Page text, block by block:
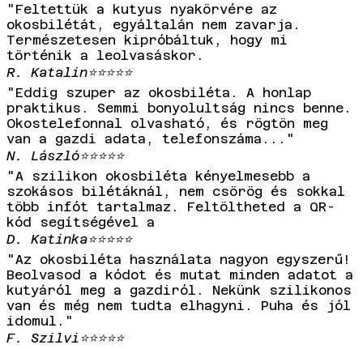
"Feltettük a kutyus nyakörvére az
okosbilétát, egyáltalán nem zavarja.
Természetesen kipróbáltuk, hogy mi
történik a leolvasáskor.
R. Katalin⭐⭐⭐⭐⭐
"Eddig szuper az okosbiléta. A honlap
praktikus. Semmi bonyolultság nincs benne.
Okostelefonnal olvasható, és rögtön meg
van a gazdi adata, telefonszáma..."
N. László⭐⭐⭐⭐⭐
"A szilikon okosbiléta kényelmesebb a
szokásos bilétáknál, nem csörög és sokkal
több infót tartalmaz. Feltöltheted a QR-
kód segítségével a
D. Katinka⭐⭐⭐⭐⭐
"Az okosbiléta használata nagyon egyszerű!
Beolvasod a kódot és mutat minden adatot a
kutyáról meg a gazdiról. Nekünk szilikonos
van és még nem tudta elhagyni. Puha és jól
idomul."
F. Szilvi⭐⭐⭐⭐⭐